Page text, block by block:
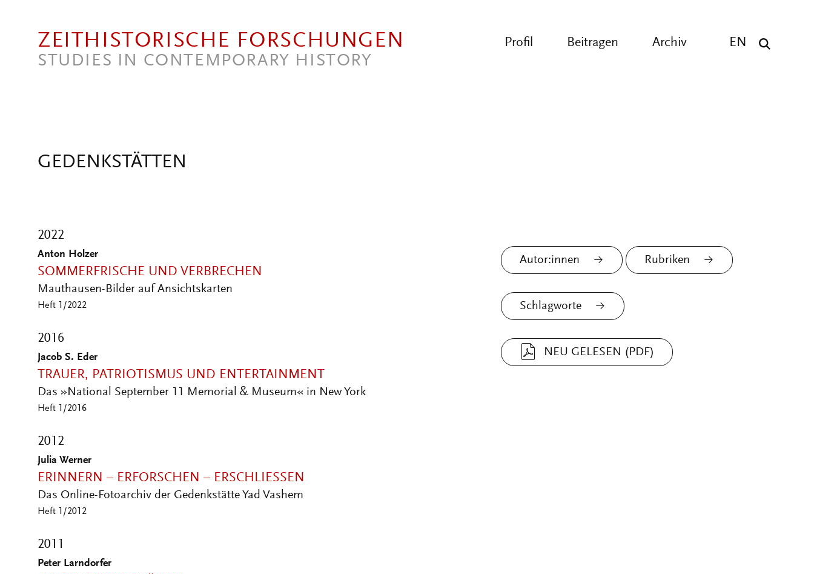
ZEITHISTORISCHE FORSCHUNGEN
STUDIES IN CONTEMPORARY HISTORY
EN
Profil Beitragen Archiv
GEDENKSTÄTTEN
2022
Anton Holzer
SOMMERFRISCHE UND VERBRECHEN
Mauthausen-Bilder auf Ansichtskarten
Heft 1/2022
2016
Jacob S. Eder
TRAUER, PATRIOTISMUS UND ENTERTAINMENT
Das »National September 11 Memorial & Museum« in New York
Heft 1/2016
2012
Julia Werner
ERINNERN – ERFORSCHEN – ERSCHLIESSEN
Das Online-Fotoarchiv der Gedenkstätte Yad Vashem
Heft 1/2012
2011
Peter Larndorfer
Autor:innen Rubriken
Schlagworte
NEU GELESEN (PDF)